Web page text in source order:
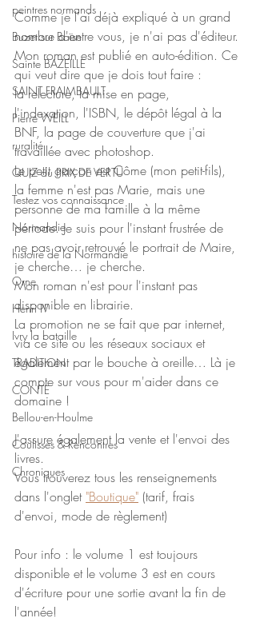
peintres normands
Buzet sur Baïse
Sainte BAZEILLE
SAINT FRAIMBAULT
Pierre WEILL
ruralité
QUIZ du PRIX DE VERTU
Testez vos connaissance
Normandie
histoire de la Normandie
Orne
Henri IV
Ivry la bataille
TRADITION
CONTE
Bellou-en-Houlme
Coulisses & Rencontres
Chroniques
Comme je l'ai déjà expliqué à un grand
nombre d'entre vous, je n'ai pas d'éditeur.
Mon roman est publié en auto-édition. Ce
qui veut dire que je dois tout faire :
la relecture, la mise en page,
l'indexation, l'ISBN, le dépôt légal à la
BNF, la page de couverture que j'ai
travaillée avec photoshop.
Le petit garçon est Côme (mon petit-fils),
la femme n'est pas Marie, mais une
personne de ma famille à la même
période. Je suis pour l'instant frustrée de
ne pas avoir retrouvé le portrait de Maire,
je cherche… je cherche.
Mon roman n'est pour l'instant pas
disponible en librairie.
La promotion ne se fait que par internet,
via ce site ou les réseaux sociaux et
également par le bouche à oreille… Là je
compte sur vous pour m'aider dans ce
domaine !
J'assure également la vente et l'envoi des
livres.
Vous trouverez tous les renseignements
dans l'onglet "Boutique" (tarif, frais
d'envoi, mode de règlement)
Pour info : le volume 1 est toujours
disponible et le volume 3 est en cours
d'écriture pour une sortie avant la fin de
l'année!